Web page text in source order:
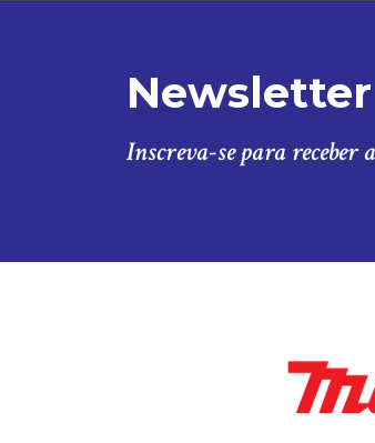
Newsletter
Inscreva-se para receber